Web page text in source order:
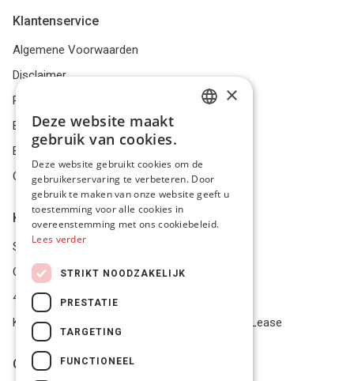
Klantenservice
Algemene Voorwaarden
Disclaimer
Privacybeleid
Bestelling herroepen
Betalingsmiddelen
Geschillen
Klantenservice
Service Center
Onze winkel
4.9 op 5 gescoord op Trustpilot
Koop je materiaal op afbetaling met Pro Gear Lease
Onze beloftes
ENGLISH
×
Deze website maakt
gebruik van cookies.
Deze website gebruikt cookies om de
gebruikerservaring te verbeteren. Door
gebruik te maken van onze website geeft u
toestemming voor alle cookies in
overeenstemming met ons cookiebeleid.
Lees verder
STRIKT NOODZAKELIJK
PRESTATIE
TARGETING
FUNCTIONEEL